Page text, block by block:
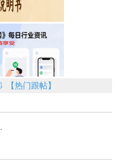
热门跟帖】